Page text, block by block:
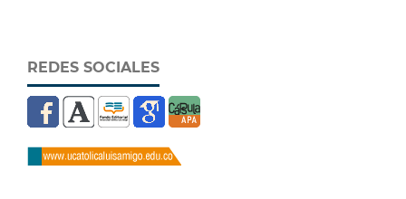
REDES SOCIALES